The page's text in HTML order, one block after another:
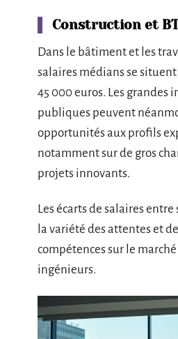
Construction et
Dans le bâtiment et les
salaires médians se
45 000 euros. Les grandes
publiques peuvent
opportunités aux profils
notamment sur de gros
projets innovants.
Les écarts de salaires
la variété des attentes et
compétences sur le
ingénieurs.